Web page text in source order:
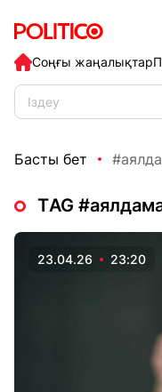
Соңғы жаңалықтар
Басты бет
ТAG
23.04.26 23:20